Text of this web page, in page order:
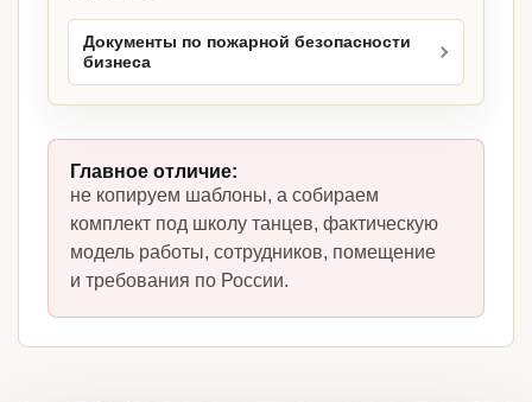
Документы по пожарной безопасности
бизнеса
Главное отличие:
не копируем шаблоны, а собираем
комплект под школу танцев, фактическую
модель работы, сотрудников, помещение
и требования по России.